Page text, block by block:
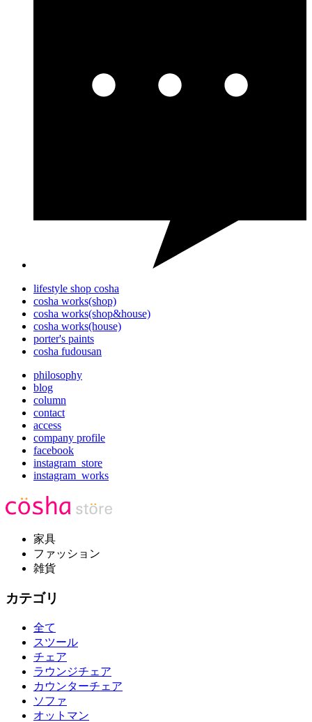
lifestyle shop cosha
cosha works(shop)
cosha works(shop&house)
cosha works(house)
porter's paints
cosha fudousan
philosophy
blog
column
contact
access
company profile
facebook
instagram_store
instagram_works
家具
ファッション
雑貨
カテゴリ
全て
スツール
チェア
ラウンジチェア
カウンターチェア
ソファ
オットマン